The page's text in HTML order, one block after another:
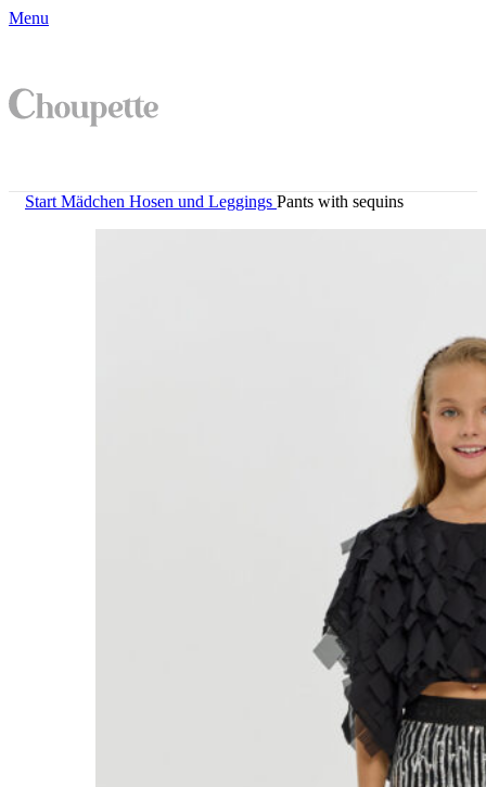
Menu
Start Mädchen Hosen und Leggings Pants with sequins